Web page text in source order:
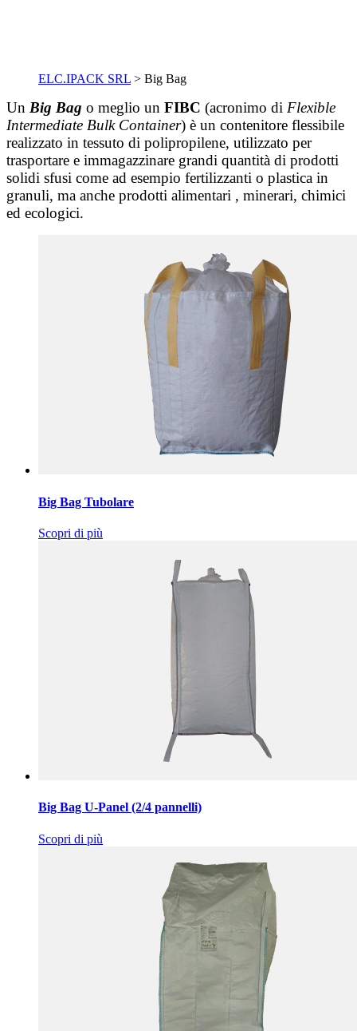
ELC.IPACK SRL > Big Bag
Un Big Bag o meglio un FIBC (acronimo di Flexible
Intermediate Bulk Container) è un contenitore flessibile
realizzato in tessuto di polipropilene, utilizzato per
trasportare e immagazzinare grandi quantità di prodotti
solidi sfusi come ad esempio fertilizzanti o plastica in
granuli, ma anche prodotti alimentari , minerari, chimici
ed ecologici.
Big Bag Tubolare
Scopri di più
Big Bag U-Panel (2/4 pannelli)
Scopri di più